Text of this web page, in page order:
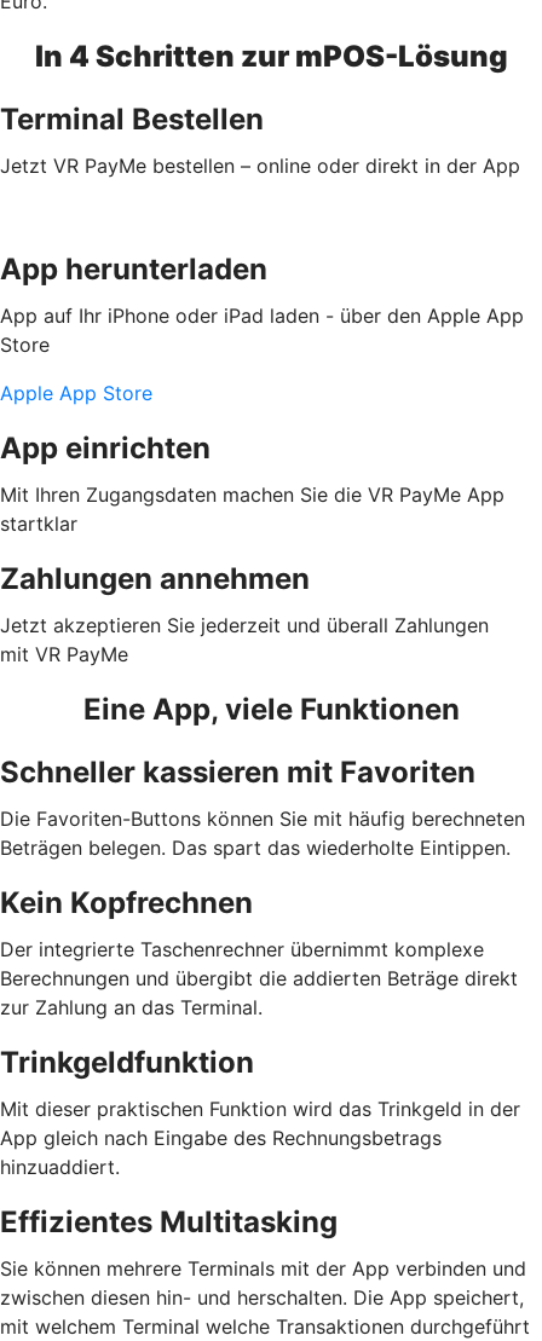
In 4 Schritten zur mPOS-Lösung
Terminal Bestellen
Jetzt VR PayMe bestellen – online oder direkt in der App
App herunterladen
App auf Ihr iPhone oder iPad laden - über den Apple App
Store
Apple App Store
App einrichten
Mit Ihren Zugangsdaten machen Sie die VR PayMe App
startklar
Zahlungen annehmen
Jetzt akzeptieren Sie jederzeit und überall Zahlungen
mit VR PayMe
Eine App, viele Funktionen
Schneller kassieren mit Favoriten
Die Favoriten-Buttons können Sie mit häufig berechneten
Beträgen belegen. Das spart das wiederholte Eintippen.
Kein Kopfrechnen
Der integrierte Taschenrechner übernimmt komplexe
Berechnungen und übergibt die addierten Beträge direkt
zur Zahlung an das Terminal.
Trinkgeldfunktion
Mit dieser praktischen Funktion wird das Trinkgeld in der
App gleich nach Eingabe des Rechnungsbetrags
hinzuaddiert.
Effizientes Multitasking
Sie können mehrere Terminals mit der App verbinden und
zwischen diesen hin- und herschalten. Die App speichert,
mit welchem Terminal welche Transaktionen durchgeführt